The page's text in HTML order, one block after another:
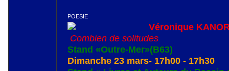
POESIE
Véronique
Combien de solitudes
Stand «Outre-Mer»(B63)
Dimanche 23 mars- 17h00 - 17h30